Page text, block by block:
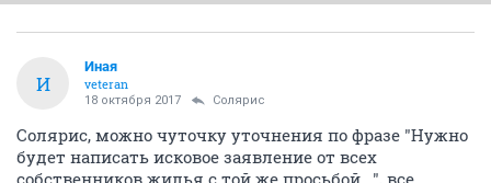
И
Иная
veteran
18 октября 2017 Солярис
Солярис, можно чуточку уточнения по фразе "Нужно
будет написать исковое заявление от всех
собственников жилья с той же просьбой...", все